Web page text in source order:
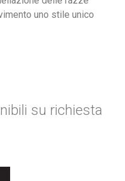
uno stile unico
su richiesta